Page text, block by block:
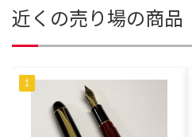
近くの売り場の商品